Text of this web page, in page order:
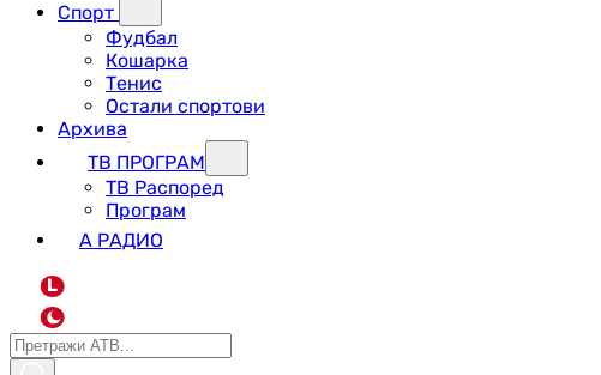
Спорт
Фудбал
Кошарка
Тенис
Остали спортови
Архива
ТВ ПРОГРАМ
ТВ Распоред
Програм
А РАДИО
L